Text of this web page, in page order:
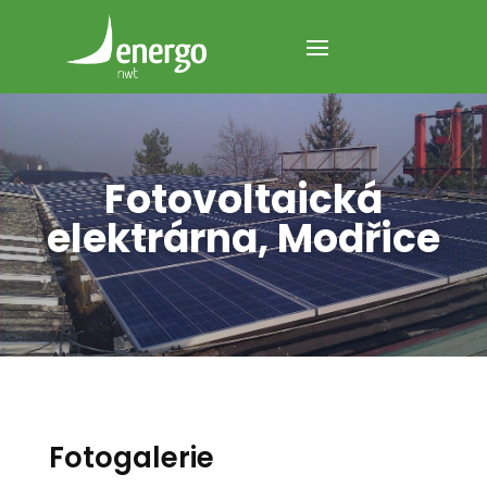
Fotovoltaická
elektrárna, Modřice
Fotogalerie